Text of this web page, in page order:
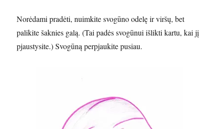
Norėdami pradėti, nuimkite svogūno odelę ir viršų, bet
palikite šaknies galą. (Tai padės svogūnui išlikti kartu, kai jį
pjaustysite.) Svogūną perpjaukite pusiau.